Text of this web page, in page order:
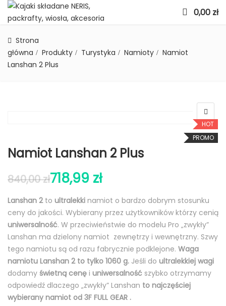
0,00 zł
Strona
główna
Produkty Turystyka Namioty
Namiot
Lanshan 2 Plus
HOT
PROMO
Namiot Lanshan 2 Plus
840,00zł718,99 zł
Lanshan 2 to ultralekki namiot o bardzo dobrym stosunku
ceny do jakości. Wybierany przez użytkowników którzy cenią
uniwersalność. W przeciwieństwie do modelu Pro „zwykły”
Lanshan ma dzielony namiot zewnętrzy i wewnętrzny. Szwy
tego namiotu są od razu fabrycznie podklejone. Waga
namiotu Lanshan 2 to tylko 1060 g. Jeśli do ultralekkiej wagi
dodamy świetną cenę i uniwersalność szybko otrzymamy
odpowiedź dlaczego „zwykły” Lanshan to najczęściej
wybierany namiot od 3F FULL GEAR .